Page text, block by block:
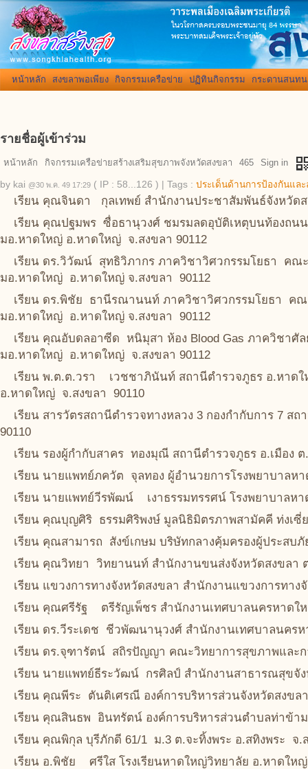
หน้าหลัก สงขลาพอเพียง กิจกรรมเครือข่าย ปฏิทินกิจกรรม กระดานสนท
รายชื่อผู้เข้าร่วม
หน้าหลัก กิจกรรมเครือข่ายสร้างเสริมสุขภาพจังหวัดสงขลา 465 Sign in
by kai @30 พ.ค. 49 17:29 ( IP : 58...126 ) Tags : ประเด็นด้านการป้องกันแล
เรียน คุณจินดา กุลเทพย์ สำนักงานประชาสัมพันธ์จังหวัดส
เรียน คุณปฐมพร ซื่อธานุวงศ์ ชมรมลดอุบัติเหตุบนท้องถ
มอ.หาดใหญ่ อ.หาดใหญ่ จ.สงขลา 90112
เรียน ดร.วิวัฒน์ สุทธิวิภากร ภาควิชาวิศวกรรมโยธา คณ
มอ.หาดใหญ่ อ.หาดใหญ่ จ.สงขลา 90112
เรียน ดร.พิชัย ธานีรณานนท์ ภาควิชาวิศวกรรมโยธา คณ
มอ.หาดใหญ่ อ.หาดใหญ่ จ.สงขลา 90112
เรียน คุณอับดลอาซีด หนิมุสา ห้อง Blood Gas ภาควิชา
มอ.หาดใหญ่ อ.หาดใหญ่ จ.สงขลา 90112
เรียน พ.ต.ต.วรา เวชชาภินันท์ สถานีตำรวจภูธร อ.หาดใ
อ.หาดใหญ่ จ.สงขลา 90110
เรียน สารวัตรสถานีตำรวจทางหลวง 3 กองกำกับการ 7
90110
เรียน รองผู้กำกับสาคร ทองมุณี สถานีตำรวจภูธร อ.เมือง
เรียน นายแพทย์ภควัต จุลทอง ผู้อำนวยการโรงพยาบาล
เรียน นายแพทย์วีรพัฒน์ เงาธรรมทรรศน์ โรงพยาบาลห
เรียน คุณบุญศิริ ธรรมศิริพงษ์ มูลนิธิมิตรภาพสามัคคี ท่งเซี่
เรียน คุณสามารถ สังข์เกษม บริษัทกลางคุ้มครองผู้ประสบ
เรียน คุณวิทยา วิทยานนท์ สำนักงานขนส่งจังหวัดสงขลา
เรียน แขวงการทางจังหวัดสงขลา สำนักงานแขวงการทา
เรียน คุณศรีรัฐ ตรีรัญเพ็ชร สำนักงานเทศบาลนครหาดใ
เรียน ดร.วีระเดช ชีวพัฒนานุวงศ์ สำนักงานเทศบาลนคร
เรียน ดร.จุฑารัตน์ สถิรปัญญา คณะวิทยาการสุขภาพและ
เรียน นายแพทย์ธีระวัฒน์ กรศิลป์ สำนักงานสาธารณสุขจั
เรียน คุณพีระ ตันติเศรณี องค์การบริหารส่วนจังหวัดสงขล
เรียน คุณสินธพ อินทรัตน์ องค์การบริหารส่วนตำบลท่าข้า
เรียน คุณพิกุล บุรีภักดี 61/1 ม.3 ต.จะทิ้งพระ อ.สทิงพระ จ.
เรียน อ.พิชัย ศรีใส โรงเรียนหาดใหญ่วิทยาลัย อ.หาดให